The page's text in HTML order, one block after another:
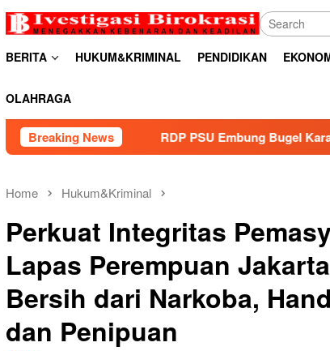
BERITA HUKUM&KRIMINAL PENDIDIKAN
OLAHRAGA
Breaking News
RDP PSU Embung Bugel Karawaci Mandek, BHP2HI
Home Hukum&Kriminal
Perkuat Integritas
Lapas Perempuan
Bersih dari Narkoba,
dan Penipuan